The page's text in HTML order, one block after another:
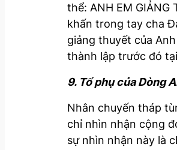
thể: ANH EM GIẢNG
khấn trong tay cha
giảng thuyết của
thành lập trước đó
9. Tổ phụ của Dòng
Nhân chuyến tháp
chỉ nhìn nhận cộng
sự nhìn nhận này là